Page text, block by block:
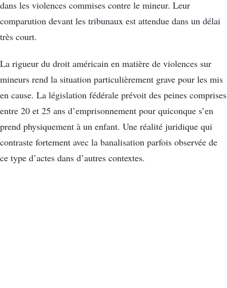
dans les violences commises contre le mineur. Leur
comparution devant les tribunaux est attendue dans un délai
très court.
La rigueur du droit américain en matière de violences sur
mineurs rend la situation particulièrement grave pour les mis
en cause. La législation fédérale prévoit des peines comprises
entre 20 et 25 ans d’emprisonnement pour quiconque s’en
prend physiquement à un enfant. Une réalité juridique qui
contraste fortement avec la banalisation parfois observée de
ce type d’actes dans d’autres contextes.